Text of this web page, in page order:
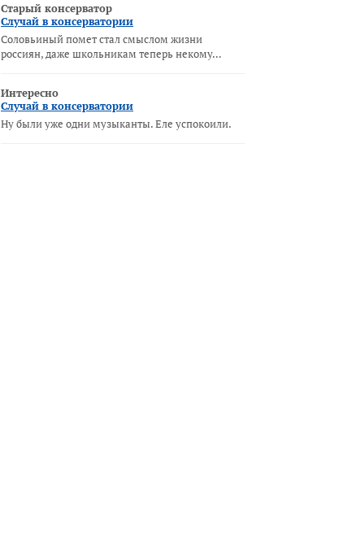
Старый консерватор
Случай в консерватории
Соловьиный помет стал смыслом жизни
россиян, даже школьникам теперь некому…
Интересно
Случай в консерватории
Ну были уже одни музыканты. Еле успокоили.